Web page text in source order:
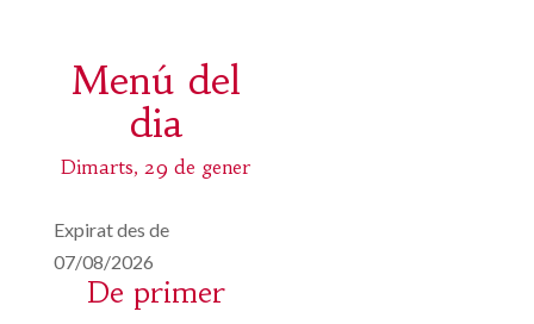
Menú del
dia
Dimarts, 29 de gener
Expirat des de
07/08/2026
De primer